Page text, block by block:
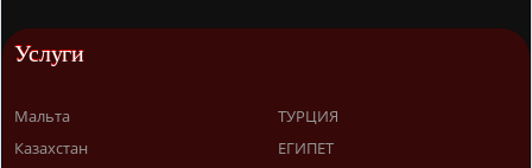
Услуги
Мальта
Казахстан
ТУРЦИЯ
ЕГИПЕТ